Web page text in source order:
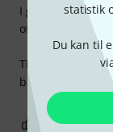
statistik
Du kan til
I gig pretty
of the castor
These have
but fine for just
0